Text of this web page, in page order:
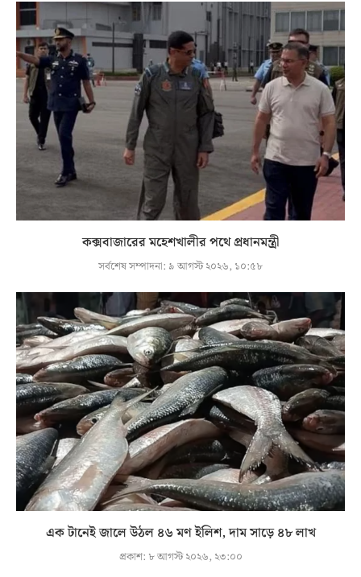
কক্সবাজারের মহেশখালীর পথে প্রধানমন্ত্রী
সর্বশেষ সম্পাদনা: ৯ আগস্ট ২০২৬, ১০:৫৮
এক টানেই জালে উঠল ৪৬ মণ ইলিশ, দাম সাড়ে ৪৮ লাখ
প্রকাশ: ৮ আগস্ট ২০২৬, ২৩:০০